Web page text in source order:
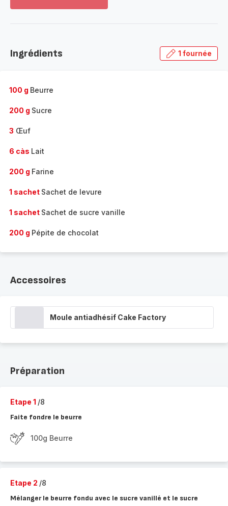
gamme
Ingrédients 1 fournée
100 g Beurre
200 g Sucre
3 Œuf
6 càs Lait
200 g Farine
1 sachet Sachet de levure
1 sachet Sachet de sucre vanille
200 g Pépite de chocolat
Accessoires
Moule antiadhésif Cake Factory
Préparation
Etape 1 /8
Faite fondre le beurre
100g Beurre
Etape 2 /8
Mélanger le beurre fondu avec le sucre vanillé et le sucre